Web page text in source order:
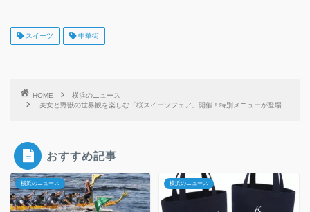
スイーツ 中華街
HOME
横浜のニュース
美女と野獣の世界観を楽しむ「桜スイーツフェア」開催！特別メニューが登場
おすすめ記事
横浜のニュース 横浜のニュース